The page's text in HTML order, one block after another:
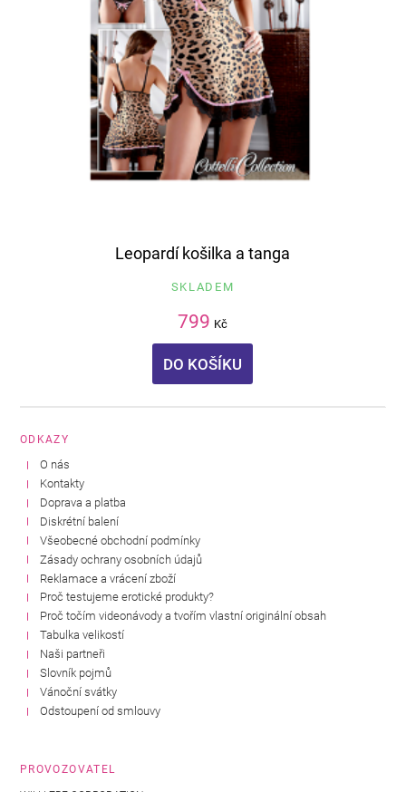
Leopardí košilka a tanga
SKLADEM
799 Kč
DO KOŠÍKU
ODKAZY
O nás
Kontakty
Doprava a platba
Diskrétní balení
Všeobecné obchodní podmínky
Zásady ochrany osobních údajů
Reklamace a vrácení zboží
Proč testujeme erotické produkty?
Proč točím videonávody a tvořím vlastní originální obsah
Tabulka velikostí
Naši partneři
Slovník pojmů
Vánoční svátky
Odstoupení od smlouvy
PROVOZOVATEL